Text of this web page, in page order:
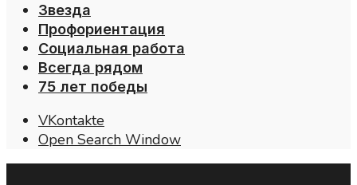
Звезда
Профориентация
Социальная работа
Всегда рядом
75 лет победы
VKontakte
Open Search Window